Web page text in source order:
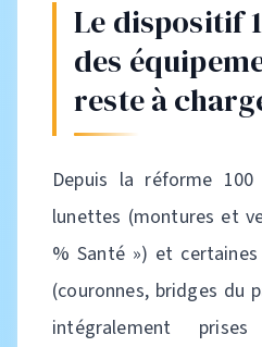
Le dispositif
des
reste à
Depuis la réforme
lunettes (montures et
% Santé ») et
(couronnes, bridges du
intégralement